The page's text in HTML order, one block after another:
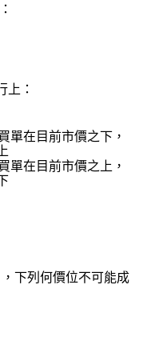
上：
單在目前市價之下，
單在目前市價之上，
下列何價位不可能成